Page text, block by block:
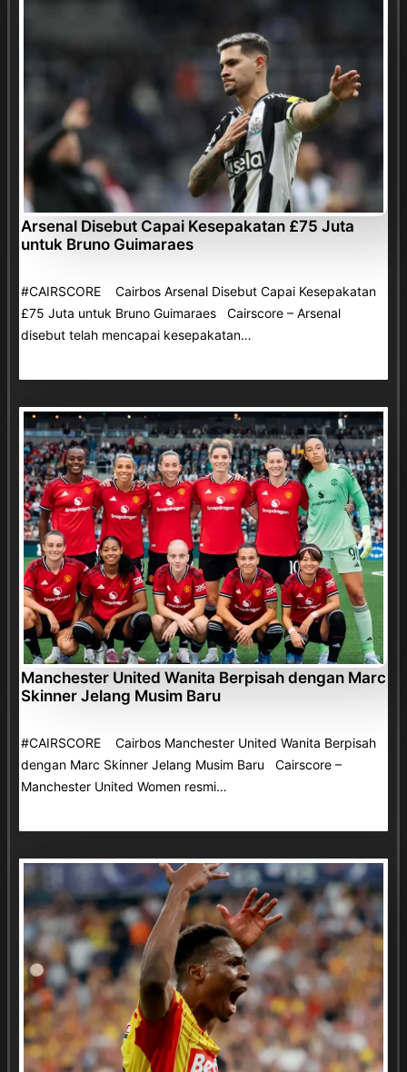
Arsenal Disebut Capai Kesepakatan £75 Juta
untuk Bruno Guimaraes
#CAIRSCORE Cairbos Arsenal Disebut Capai Kesepakatan
£75 Juta untuk Bruno Guimaraes Cairscore – Arsenal
disebut telah mencapai kesepakatan…
Manchester United Wanita Berpisah dengan Marc
Skinner Jelang Musim Baru
#CAIRSCORE Cairbos Manchester United Wanita Berpisah
dengan Marc Skinner Jelang Musim Baru Cairscore –
Manchester United Women resmi…